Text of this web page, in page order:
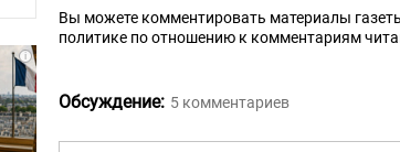
Вы можете комментировать материалы
политике по отношению к комментариям
Обсуждение: 5 комментариев